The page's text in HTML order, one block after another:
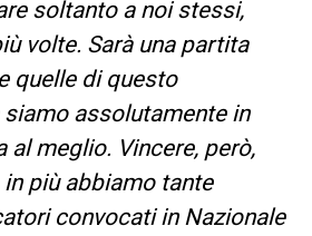
soltanto a noi stessi,
volte. Sarà una partita
quelle di questo
assolutamente in
al meglio. Vincere, però,
più abbiamo tante
convocati in Nazionale